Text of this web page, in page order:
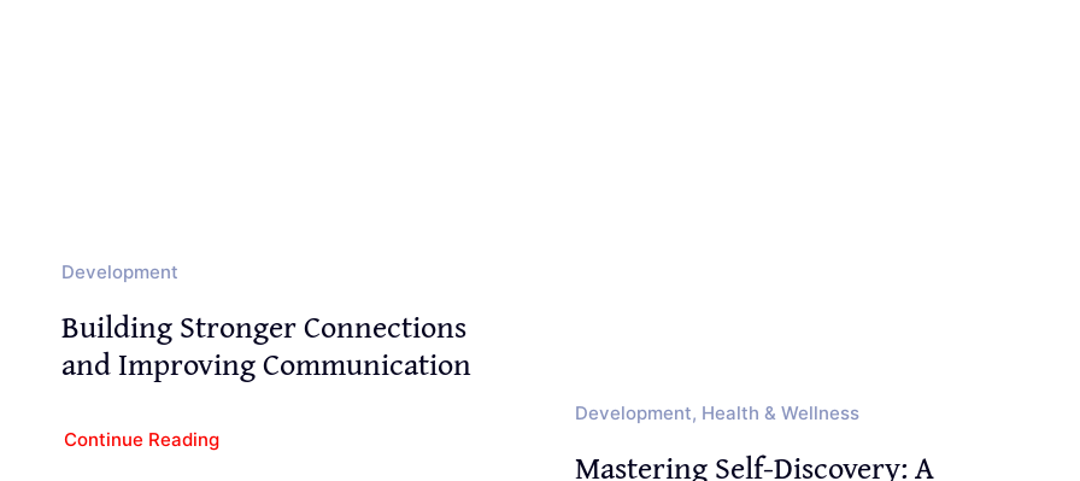
Development
Building Stronger Connections
and Improving Communication
Continue Reading
Development, Health & Wellness
Mastering Self-Discovery: A